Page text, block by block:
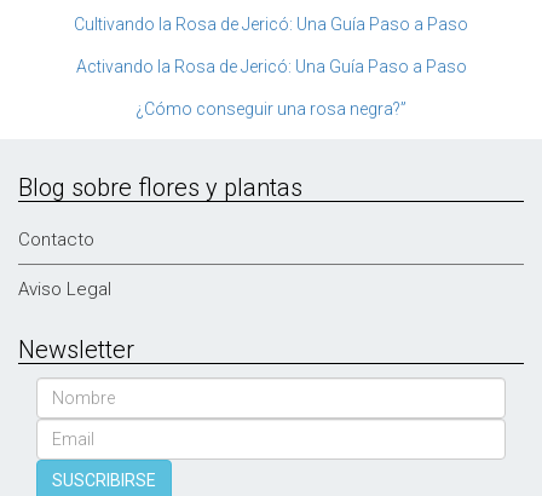
Cultivando la Rosa de Jericó: Una Guía Paso a Paso
Activando la Rosa de Jericó: Una Guía Paso a Paso
¿Cómo conseguir una rosa negra?”
Blog sobre flores y plantas
Contacto
Aviso Legal
Newsletter
Nombre
Email
SUSCRIBIRSE